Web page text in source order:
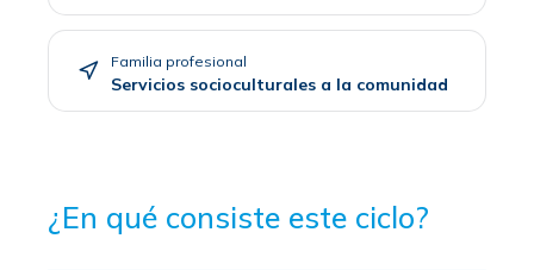
Familia profesional
Servicios socioculturales a la comunidad
¿En qué consiste este ciclo?